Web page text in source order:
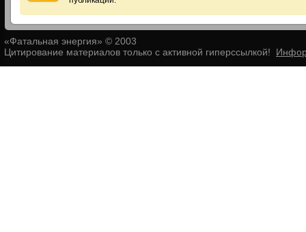
«Фатальная энергия» © 2003
Цитирование материалов только с активной гиперссылкой!